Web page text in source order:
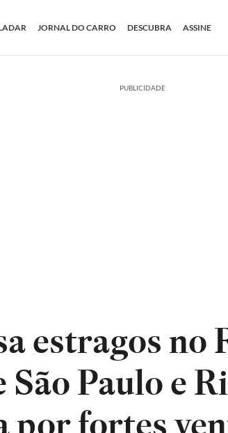
JORNAL DO CARRO DESCUBRA ASSINE
PUBLICIDADE
estragos no
Paulo e